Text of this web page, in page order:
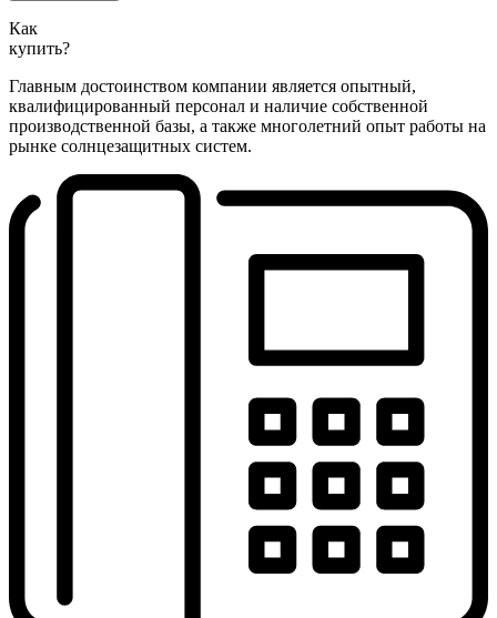
Как
купить?
Главным достоинством компании является опытный,
квалифицированный персонал и наличие собственной
производственной базы, а также многолетний опыт работы на
рынке солнцезащитных систем.